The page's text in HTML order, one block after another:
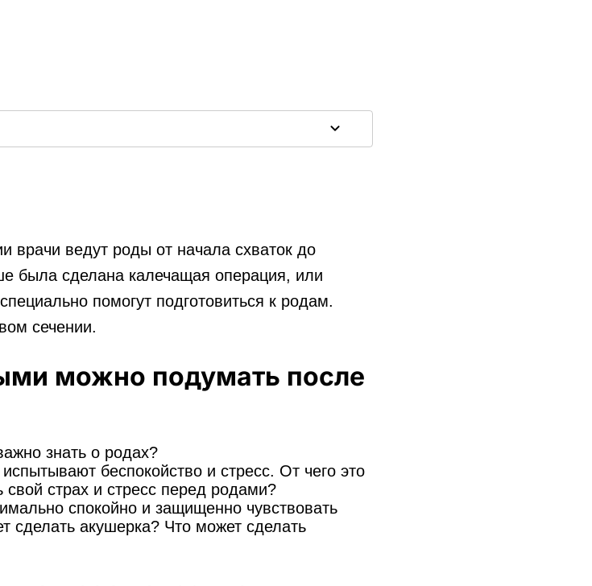
врачи ведут роды от начала схваток до
была сделана калечащая операция, или
помогут подготовиться к родам.
сечении.
можно подумать после
знать о родах?
беспокойство и стресс. От чего это
страх и стресс перед родами?
спокойно и защищенно чувствовать
сделать акушерка? Что может сделать